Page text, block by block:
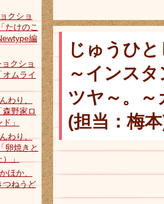
じゅうひ
～インス
ツヤ～。
(担当：梅
クショ
たけのこ
編
クショ
オムライ
わり、
森野家ロ
」
わり、
卵焼きと
」
ほか、
つねうど